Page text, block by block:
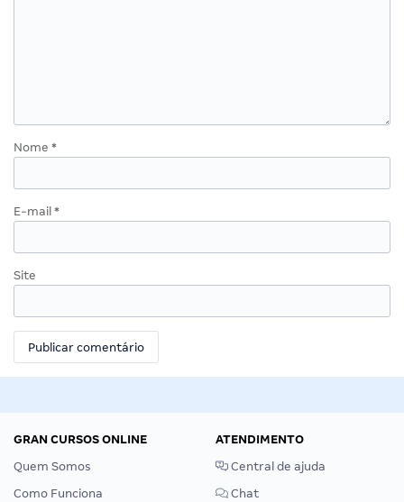
Nome *
E-mail *
Site
GRAN CURSOS ONLINE
Quem Somos
Como Funciona
ATENDIMENTO
Central de ajuda
Chat